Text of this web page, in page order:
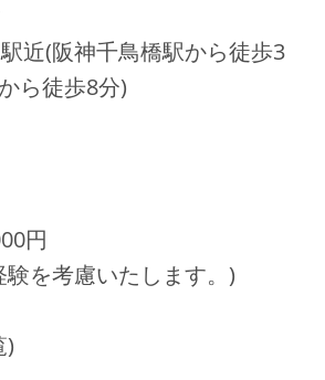
近(阪神千鳥橋駅から徒歩3
ら徒歩8分)
円
を考慮いたします。)
)